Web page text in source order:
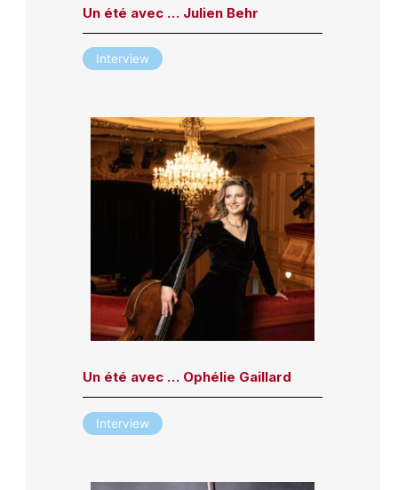
Un été avec … Julien Behr
Interview
Un été avec … Ophélie Gaillard
Interview